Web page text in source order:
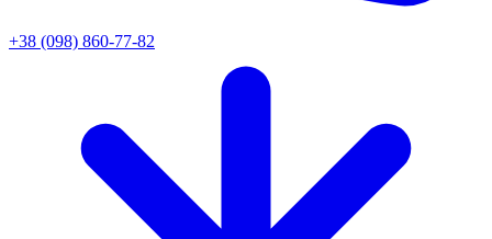
+38 (098) 860-77-82